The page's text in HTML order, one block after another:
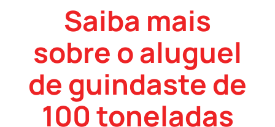
Saiba mais
sobre o aluguel
de guindaste de
100 toneladas